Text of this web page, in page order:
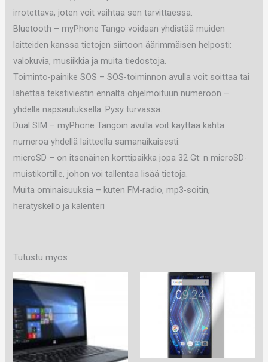
irrotettava, joten voit vaihtaa sen tarvittaessa.
Bluetooth – myPhone Tango voidaan yhdistää muiden
laitteiden kanssa tietojen siirtoon äärimmäisen helposti:
valokuvia, musiikkia ja muita tiedostoja.
Toiminto-painike SOS – SOS-toiminnon avulla voit soittaa tai
lähettää tekstiviestin ennalta ohjelmoituun numeroon –
yhdellä napsautuksella. Pysy turvassa.
Dual SIM – myPhone Tangoin avulla voit käyttää kahta
numeroa yhdellä laitteella samanaikaisesti.
microSD – on itsenäinen korttipaikka jopa 32 Gt: n microSD-
muistikortille, johon voi tallentaa lisää tietoja.
Muita ominaisuuksia – kuten FM-radio, mp3-soitin,
herätyskello ja kalenteri
Tutustu myös